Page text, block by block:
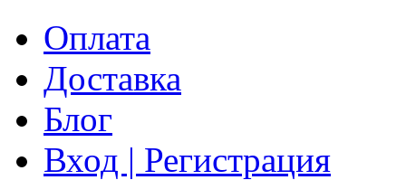
Оплата
Доставка
Блог
Вход | Регистрация